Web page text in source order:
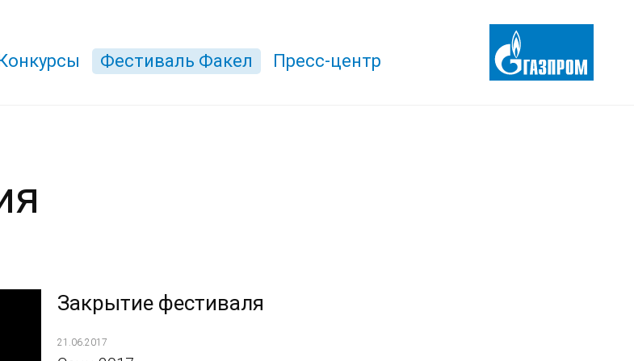
Фестиваль Факел Пресс-центр
Закрытие фестиваля
21.06.2017